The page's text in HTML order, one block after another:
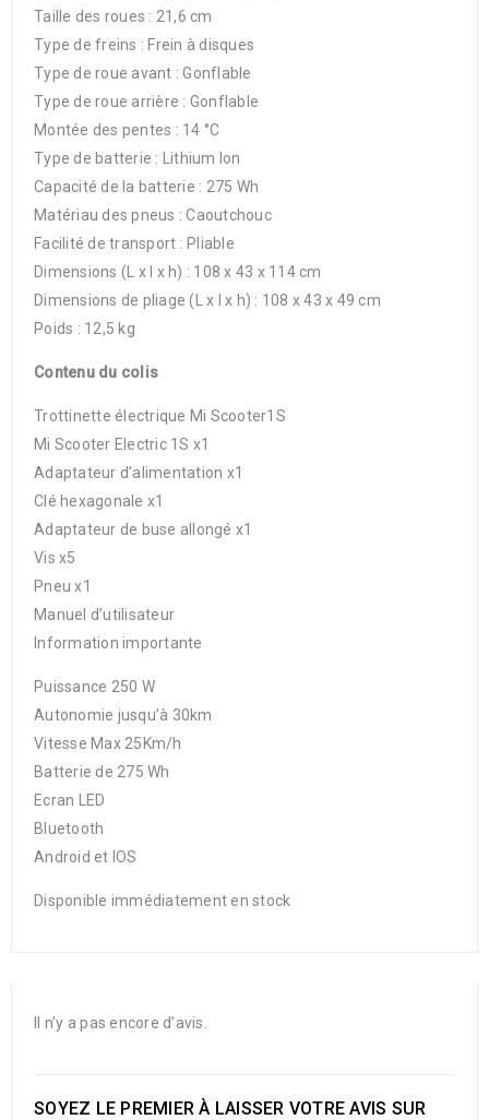
Taille des roues : 21,6 cm
Type de freins : Frein à disques
Type de roue avant : Gonflable
Type de roue arrière : Gonflable
Montée des pentes : 14 °C
Type de batterie : Lithium Ion
Capacité de la batterie : 275 Wh
Matériau des pneus : Caoutchouc
Facilité de transport : Pliable
Dimensions (L x l x h) : 108 x 43 x 114 cm
Dimensions de pliage (L x l x h) : 108 x 43 x 49 cm
Poids : 12,5 kg
Contenu du colis
Trottinette électrique Mi Scooter1S
Mi Scooter Electric 1S x1
Adaptateur d’alimentation x1
Clé hexagonale x1
Adaptateur de buse allongé x1
Vis x5
Pneu x1
Manuel d’utilisateur
Information importante
Puissance 250 W
Autonomie jusqu’à 30km
Vitesse Max 25Km/h
Batterie de 275 Wh
Ecran LED
Bluetooth
Android et IOS
Disponible immédiatement en stock
Il n’y a pas encore d’avis.
SOYEZ LE PREMIER À LAISSER VOTRE AVIS SUR